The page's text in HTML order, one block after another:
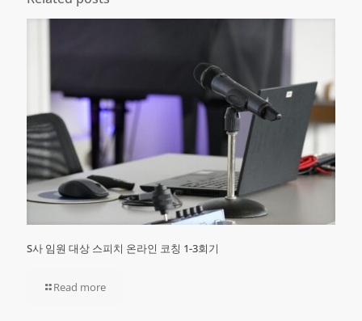
S사 임원 대상 스피치 온라인 코칭 1-3회기
Read more